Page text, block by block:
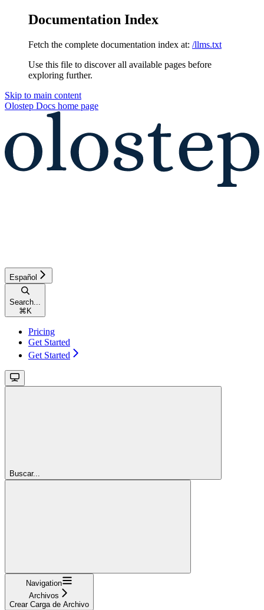
Documentation Index
Fetch the complete documentation index at: /llms.txt
Use this file to discover all available pages before
exploring further.
Skip to main content
Olostep Docs home page
Español
Search...
⌘ K
Pricing
Get Started
Get Started
Buscar...
Navigation
Archivos
Crear Carga de Archivo